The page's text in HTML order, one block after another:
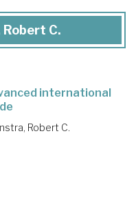
C.
international
Robert C.